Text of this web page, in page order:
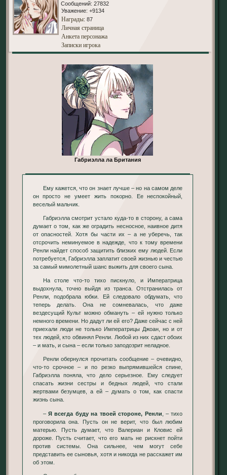
Сообщений: 27832
Уважение: +9134
Награды: 87
Личная страница
Анкета персонажа
Записки игрока
Габриэлла ла Британия
Ему кажется, что он знает лучше – но на самом деле
он просто не умеет жить покорно. Ее неспокойный,
веселый мальчик.
Габриэлла смотрит устало куда-то в сторону, а сама
думает о том, как же оградить несносное, наивное дитя
от опасностей. Хотя бы части их – а не уберечь, так
отсрочить неминуемое в надежде, что к тому времени
Ренли найдет способ защитить близких ему людей. Если
потребуется, Габриэлла заплатит своей жизнью и честью
за самый мимолетный шанс выжить для своего сына.
На столе что-то тихо пискнуло, и Императрица
выдохнула, точно выйдя из транса. Отстранилась от
Ренли, подобрала юбки. Ей следовало обдумать, что
теперь делать. Она не сомневалась, что даже
вездесущий Культ можно обмануть – ей нужно только
немного времени. Но дадут ли ей его? Даже сейчас с ней
приехали люди не только Императрицы Джоан, но и от
тех людей, кто обвинял Ренли. Любой из них сдаст обоих
– и мать, и сына – если только заподозрит неладное.
Ренли обернулся прочитать сообщение – очевидно,
что-то срочное – и по резко выпрямившейся спине,
Габриэлла поняла, что дело серьезное. Ему следует
спасать жизни сестры и бедных людей, что стали
жертвами безумцев, а ей – думать о том, как спасти
жизнь сына.
– Я всегда буду на твоей стороне, Ренли , – тихо
проговорила она. Пусть он не верит, что был любим
матерью. Пусть думает, что Валериан и Кловис ей
дороже. Пусть считает, что его мать не рискнет пойти
против системы. Она сильнее, чем могут себе
представить ее сыновья, хотя и никогда не расскажет им
об этом.